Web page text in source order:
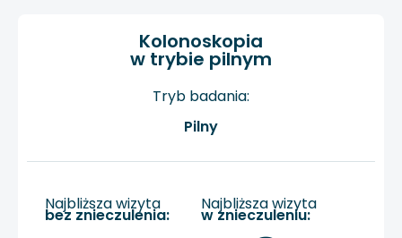
Kolonoskopia
w trybie pilnym
Tryb badania:
Pilny
Najbliższa wizyta
bez znieczulenia:
Najbliższa wizyta
w znieczuleniu: